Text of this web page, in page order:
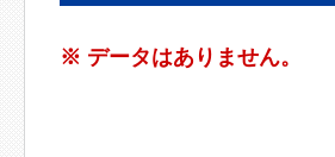
※ データはありません。